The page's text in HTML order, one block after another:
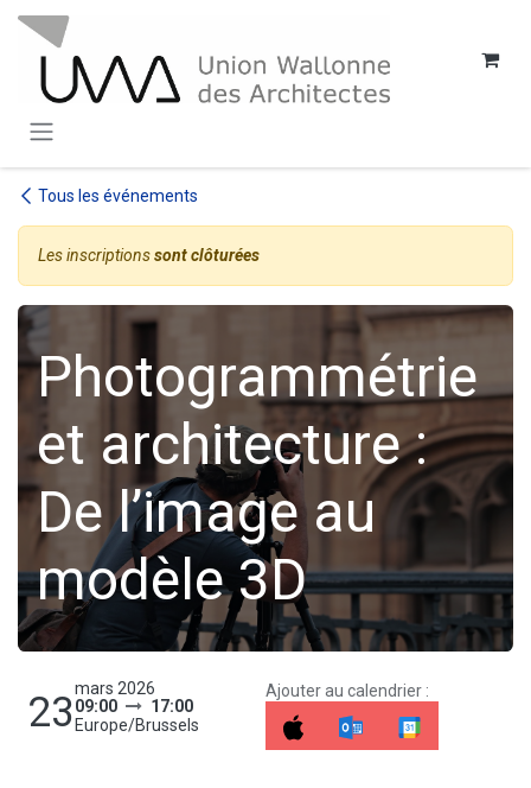
Tous les événements
Les inscriptionssont clôturées
Photogrammétrie
et architecture :
De l’image au
modèle 3D
23mars 2026
09:00
17:00
Europe/Brussels
Ajouter au calendrier :